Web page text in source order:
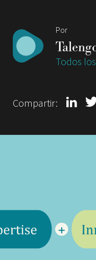
Por
Todos
Compartir: